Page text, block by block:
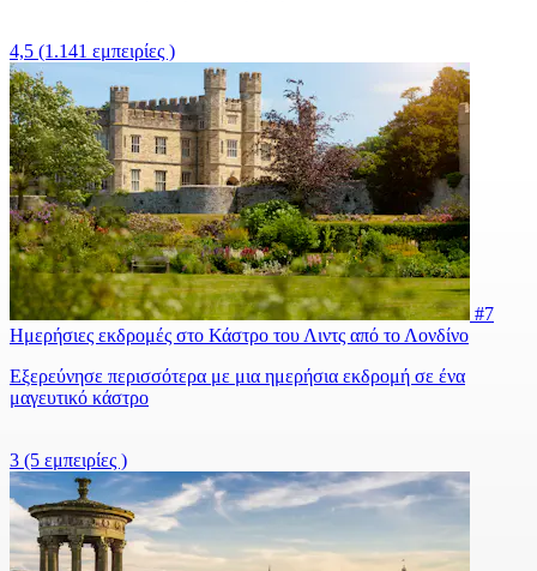
4,5 (1.141 εμπειρίες )
#7
Ημερήσιες εκδρομές στο Κάστρο του Λιντς από το Λονδίνο
Εξερεύνησε περισσότερα με μια ημερήσια εκδρομή σε ένα
μαγευτικό κάστρο
3 (5 εμπειρίες )